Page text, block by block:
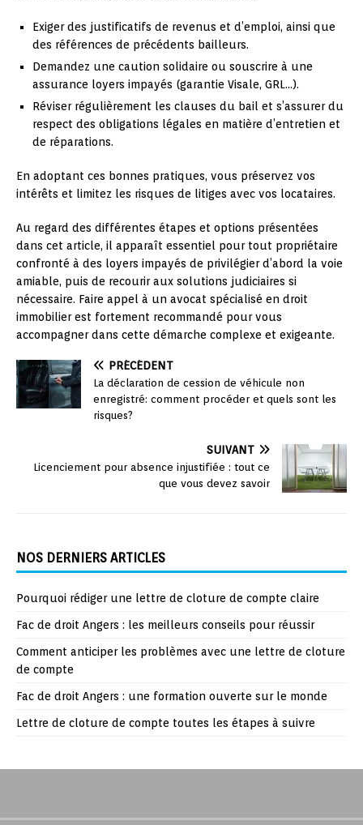
Exiger des justificatifs de revenus et d’emploi, ainsi que
des références de précédents bailleurs.
Demandez une caution solidaire ou souscrire à une
assurance loyers impayés (garantie Visale, GRL…).
Réviser régulièrement les clauses du bail et s’assurer du
respect des obligations légales en matière d’entretien et
de réparations.
En adoptant ces bonnes pratiques, vous préservez vos
intérêts et limitez les risques de litiges avec vos locataires.
Au regard des différentes étapes et options présentées
dans cet article, il apparaît essentiel pour tout propriétaire
confronté à des loyers impayés de privilégier d’abord la voie
amiable, puis de recourir aux solutions judiciaires si
nécessaire. Faire appel à un avocat spécialisé en droit
immobilier est fortement recommandé pour vous
accompagner dans cette démarche complexe et exigeante.
PRÉCÉDENT
La déclaration de cession de véhicule non
enregistré: comment procéder et quels sont les
risques?
SUIVANT
Licenciement pour absence injustifiée : tout ce
que vous devez savoir
NOS DERNIERS ARTICLES
Pourquoi rédiger une lettre de cloture de compte claire
Fac de droit Angers : les meilleurs conseils pour réussir
Comment anticiper les problèmes avec une lettre de cloture
de compte
Fac de droit Angers : une formation ouverte sur le monde
Lettre de cloture de compte toutes les étapes à suivre